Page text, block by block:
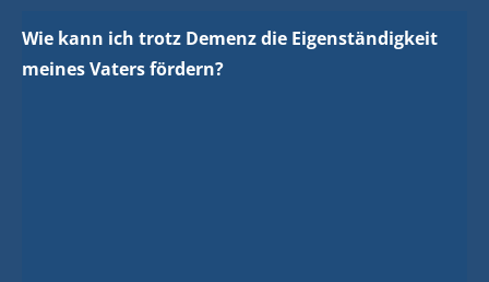
Wie kann ich trotz Demenz die Eigenständigkeit
meines Vaters fördern?